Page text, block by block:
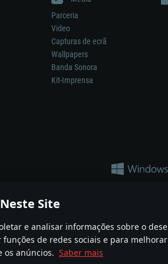
Site
e analisar informações sobre o
de redes sociais e para
os anúncios. Saber mais
Parceria
Video
Capturas de ecrã
Wallpapers
Banda Sonora
Kit-Imprensa
sistema de armas ou veículo neste jogo
Kft. All trademarks, logos and brand
Termos de Serviço